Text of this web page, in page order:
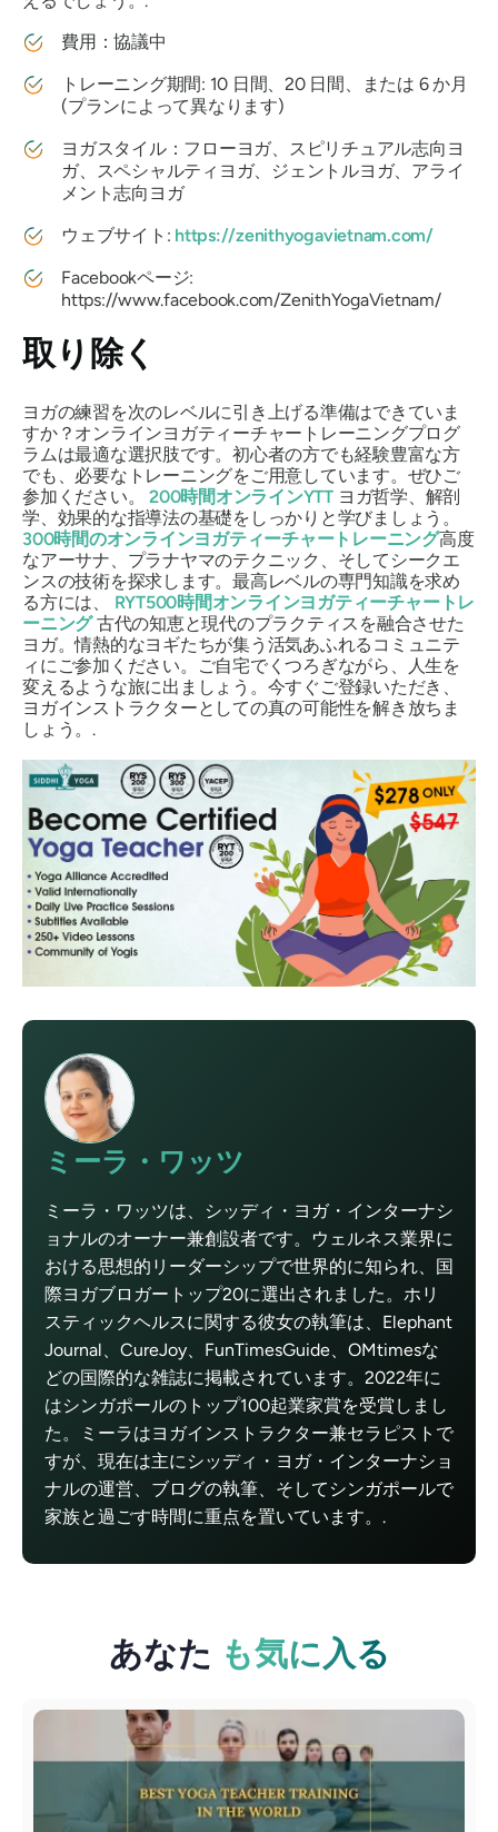
費用：協議中
トレーニング期間: 10 日間、20 日間、または 6 か月
(プランによって異なります)
ヨガスタイル：フローヨガ、スピリチュアル志向ヨ
ガ、スペシャルティヨガ、ジェントルヨガ、アライ
メント志向ヨガ
ウェブサイト: https://zenithyogavietnam.com/
Facebookページ:
https://www.facebook.com/ZenithYogaVietnam/
取り除く
ヨガの練習を次のレベルに引き上げる準備はできていま
すか？オンラインヨガティーチャートレーニングプログ
ラムは最適な選択肢です。初心者の方でも経験豊富な方
でも、必要なトレーニングをご用意しています。ぜひご
参加ください。
200時間オンラインYTTヨガ哲学、解剖
学、効果的な指導法の基礎をしっかりと学びましょう。
300時間のオンラインヨガティーチャートレーニング高度
なアーサナ、プラナヤマのテクニック、そしてシークエ
ンスの技術を探求します。最高レベルの専門知識を求め
る方には、 RYT500時間オンラインヨガティーチャートレ
ーニング古代の知恵と現代のプラクティスを融合させた
ヨガ。情熱的なヨギたちが集う活気あふれるコミュニテ
ィにご参加ください。ご自宅でくつろぎながら、人生を
変えるような旅に出ましょう。今すぐご登録いただき、
ヨガインストラクターとしての真の可能性を解き放ちま
しょう。.
ミーラ・ワッツ
ミーラ・ワッツは、シッディ・ヨガ・インターナシ
ョナルのオーナー兼創設者です。ウェルネス業界に
おける思想的リーダーシップで世界的に知られ、国
際ヨガブロガートップ20に選出されました。ホリ
スティックヘルスに関する彼女の執筆は、Elephant
Journal、CureJoy、FunTimesGuide、OMtimesな
どの国際的な雑誌に掲載されています。2022年に
はシンガポールのトップ100起業家賞を受賞しまし
た。ミーラはヨガインストラクター兼セラピストで
すが、現在は主にシッディ・ヨガ・インターナショ
ナルの運営、ブログの執筆、そしてシンガポールで
家族と過ごす時間に重点を置いています。.
あなた も気に入る